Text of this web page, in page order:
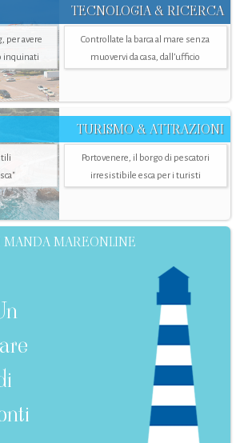
TECNOLOGIA & RICERCA
per avere
inquinati
Controllate la barca al mare senza
muovervi da casa, dall’ufficio
TURISMO & ATTRAZIONI
Portovenere, il borgo di pescatori
irresistibile esca per i turisti
MAREONLINE